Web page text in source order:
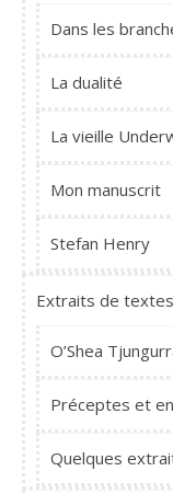
Dans les
La dualité
La vieille
Mon manuscrit
Stefan Henry
Extraits de
O’Shea
Préceptes et
Quelques